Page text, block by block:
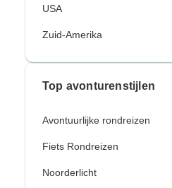
USA
Zuid-Amerika
Top avonturenstijlen
Avontuurlijke rondreizen
Fiets Rondreizen
Noorderlicht